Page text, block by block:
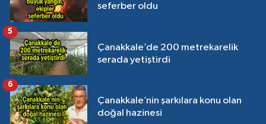
seferber oldu
Çanakkale’de 200 metrekarelik
serada yetiştirdi
5
Çanakkale’nin şarkılara konu olan
doğal hazinesi
6